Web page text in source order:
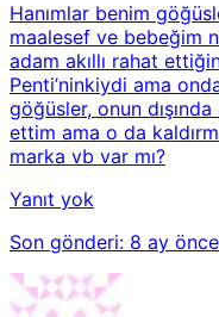
Hanımlar benim
maalesef ve bebeğim
adam akıllı rahat
Penti’ninkiydi ama
göğüsler, onun
ettim ama o da
marka vb var mı?
Yanıt yok
Son gönderi: 8 ay önce